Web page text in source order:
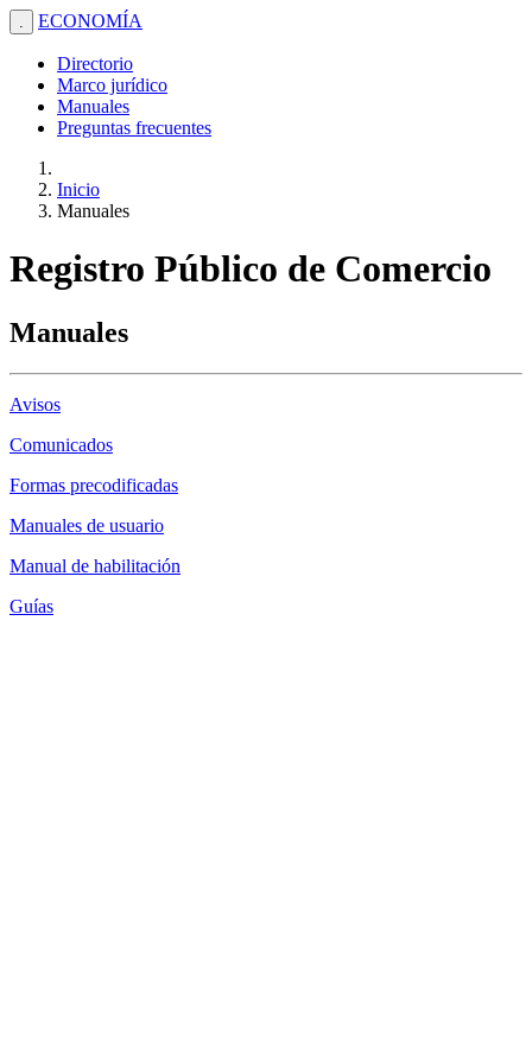
. ECONOMÍA
Directorio
Marco jurídico
Manuales
Preguntas frecuentes
Inicio
Manuales
Registro Público de Comercio
Manuales
Avisos
Comunicados
Formas precodificadas
Manuales de usuario
Manual de habilitación
Guías